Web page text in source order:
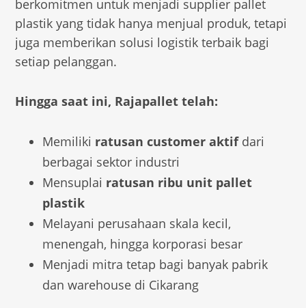
berkomitmen untuk menjadi supplier pallet
plastik yang tidak hanya menjual produk, tetapi
juga memberikan solusi logistik terbaik bagi
setiap pelanggan.
Hingga saat ini, Rajapallet telah:
Memiliki ratusan customer aktifdari
berbagai sektor industri
Mensuplai ratusan ribu unit pallet
plastik
Melayani perusahaan skala kecil,
menengah, hingga korporasi besar
Menjadi mitra tetap bagi banyak pabrik
dan warehouse di Cikarang